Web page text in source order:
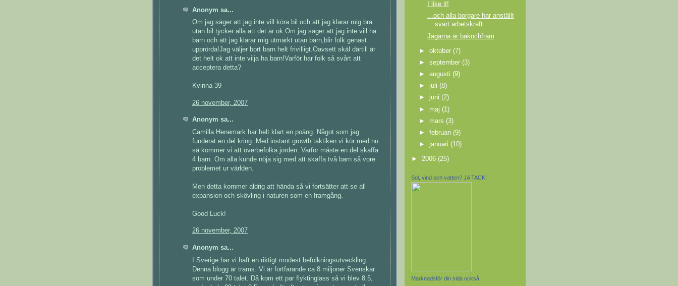
Anonym sa...
Om jag säger att jag inte vill köra bil och att jag klarar mig bra
utan bil tycker alla att det är ok.Om jag säger att jag inte vill ha
barn och att jag klarar mig utmärkt utan barn,blir folk genast
upprörda!Jag väljer bort barn helt frivilligt.Oavsett skäl därtill är
det helt ok att inte vilja ha barn!Varför har folk så svårt att
acceptera detta?
Kvinna 39
26 november, 2007
Anonym sa...
Camilla Henemark har helt klart en poäng. Något som jag
funderat en del kring. Med instant growth taktiken vi kör med nu
så kommer vi att överbefolka jorden. Varför måste en del skaffa
4 barn. Om alla kunde nöja sig med att skaffa två barn så vore
problemet ur världen.
Men detta kommer aldrig att hända så vi fortsätter att se all
expansion och skövling i naturen som en framgång.
Good Luck!
26 november, 2007
Anonym sa...
I Sverige har vi haft en riktigt modest befolkningsutveckling.
Denna blogg är trams. Vi är fortfarande ca 8 miljoner Svenskar
som under 70 talet. Då kom ett par flyktinglass så vi blev 8.5,
I like it!
...och alla borgare har anställt
svart arbetskraft
Jägarna är bakochfram
►oktober(7)
►september(3)
►augusti(9)
► juli(8)
► juni(2)
► maj(1)
► mars(3)
►februari(9)
► januari(10)
► 2006 (25)
Sol, vind och vatten? JA TACK!
Marknadsför din sida också